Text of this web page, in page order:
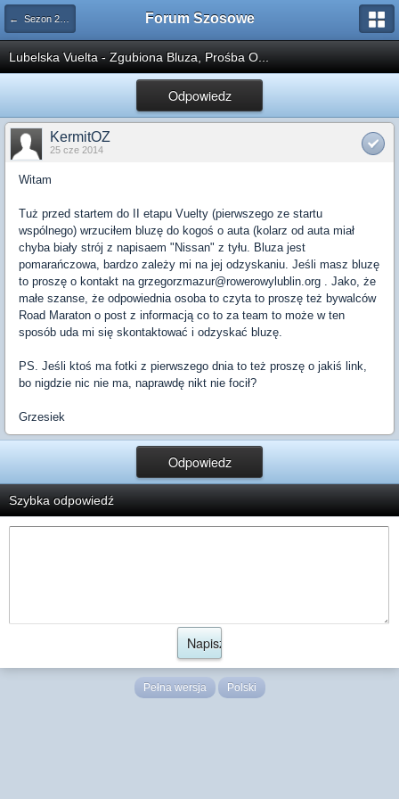
← Sezon 2014 Forum Szosowe
Lubelska Vuelta - Zgubiona Bluza, Prośba O...
Odpowiedz
KermitOZ
25 cze 2014
Witam
Tuż przed startem do II etapu Vuelty (pierwszego ze startu
wspólnego) wrzuciłem bluzę do kogoś o auta (kolarz od auta miał
chyba biały strój z napisaem "Nissan" z tyłu. Bluza jest
pomarańczowa, bardzo zależy mi na jej odzyskaniu. Jeśli masz bluzę
to proszę o kontakt na grzegorzmazur@rowerowylublin.org . Jako, że
małe szanse, że odpowiednia osoba to czyta to proszę też bywalców
Road Maraton o post z informacją co to za team to może w ten
sposób uda mi się skontaktować i odzyskać bluzę.
PS. Jeśli ktoś ma fotki z pierwszego dnia to też proszę o jakiś link,
bo nigdzie nic nie ma, naprawdę nikt nie focił?
Grzesiek
Odpowiedz
Szybka odpowiedź
Pełna wersja Polski